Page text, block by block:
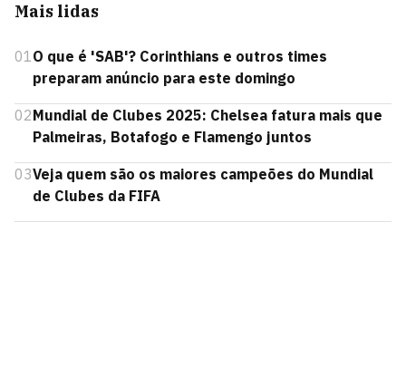
Mais lidas
01O que é 'SAB'? Corinthians e outros times
preparam anúncio para este domingo
02Mundial de Clubes 2025: Chelsea fatura mais que
Palmeiras, Botafogo e Flamengo juntos
03Veja quem são os maiores campeões do Mundial
de Clubes da FIFA